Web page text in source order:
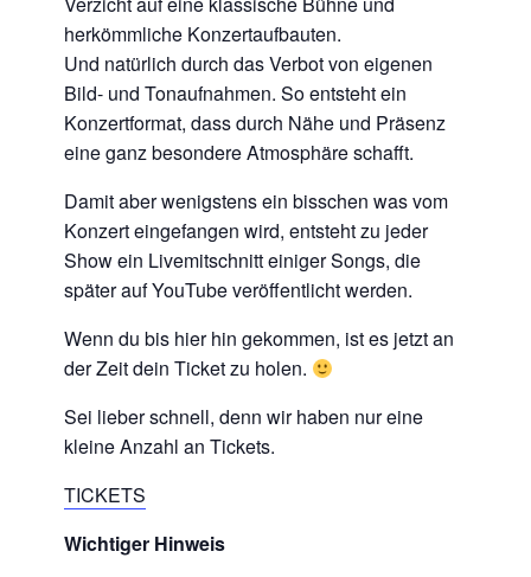
herkömmliche Konzertaufbauten.
Und natürlich durch das Verbot von eigenen
Bild- und Tonaufnahmen. So entsteht ein
Konzertformat, dass durch Nähe und Präsenz
eine ganz besondere Atmosphäre schafft.
Damit aber wenigstens ein bisschen was vom
Konzert eingefangen wird, entsteht zu jeder
Show ein Livemitschnitt einiger Songs, die
später auf YouTube veröffentlicht werden.
Wenn du bis hier hin gekommen, ist es jetzt an
der Zeit dein Ticket zu holen.
Sei lieber schnell, denn wir haben nur eine
kleine Anzahl an Tickets.
TICKETS
Wichtiger Hinweis